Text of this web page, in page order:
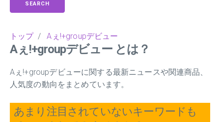
SEARCH
トップ/Aぇ!+groupデビュー
Aぇ!+groupデビュー とは？
Aぇ!+groupデビューに関する最新ニュースや関連商品、
人気度の動向をまとめています。
あまり注目されていないキーワードも